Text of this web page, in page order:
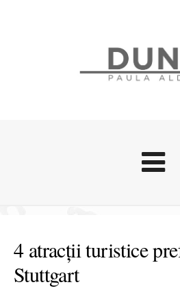
Stari
Zice
4 atracții turistice
Stuttgart